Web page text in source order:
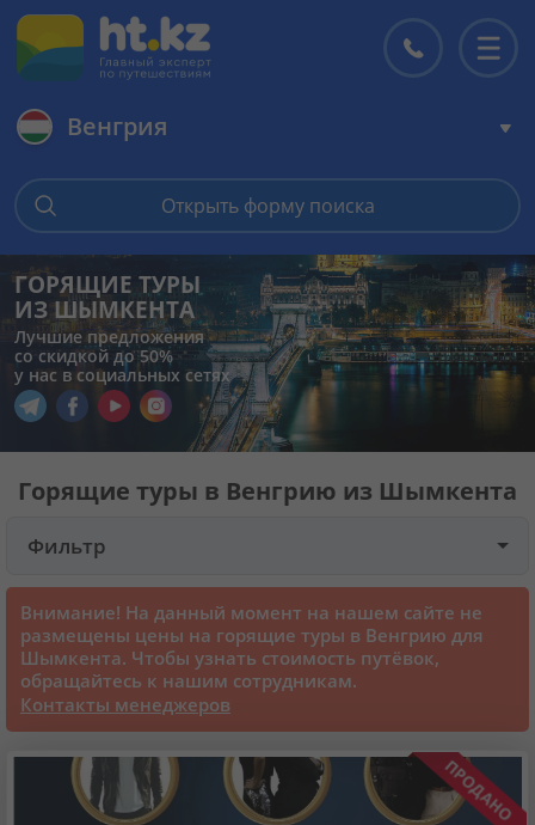
Горящие туры
Цены на туры
Страны
Туры
Круизы
Cтатьи
70101 отзыв наших туристов
Сертификаты
Венгрия
Открыть форму поиска
ГОРЯЩИЕ ТУРЫ
ИЗ ШЫМКЕНТА
Лучшие предложения
со скидкой до 50%
у нас в социальных сетях
Перейти в наш Telegram
Перейти в наш Facebook
Перейти в наш YouTube
Перейти в наш Instagram
Горящие туры в Венгрию из Шымкента
Фильтр
Внимание! На данный момент на нашем сайте не
размещены цены на горящие туры в Венгрию для
Шымкента. Чтобы узнать стоимость путёвок,
обращайтесь к нашим сотрудникам.
Контакты менеджеров